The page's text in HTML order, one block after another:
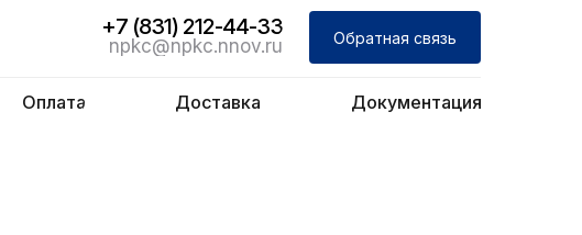
Обратная связь
Оплата Доставка Документация
+7 (831) 212-44-33
npkc@npkc.nnov.ru